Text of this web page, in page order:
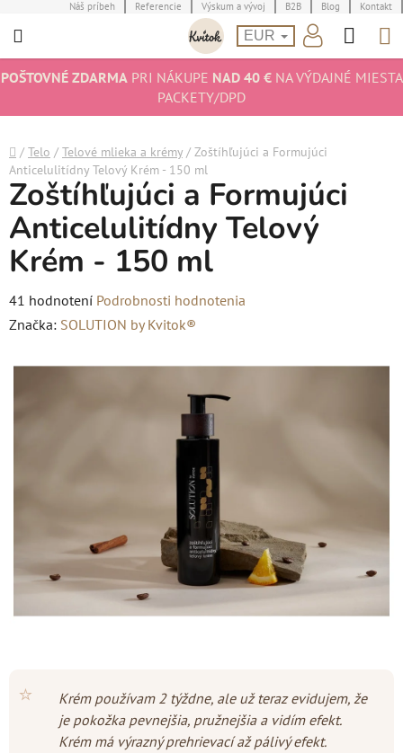
na
Náš príbeh Referencie Výskum a vývoj B2B Blog Kontakt
EUR
POŠTOVNÉ ZDARMAPRI NÁKUPE NAD 40 €NA VÝDAJNÉ MIESTA
PACKETY/DPD
Domov
/ Telo / Telové mlieka a krémy / Zoštíhľujúci a Formujúci
Anticelulitídny Telový Krém - 150 ml
⭐
Krém používam 2 týždne, ale už teraz evidujem, že
je pokožka pevnejšia, pružnejšia a vidím efekt.
Krém má výrazný prehrievací až pálivý efekt.
Zoštíhľujúci a Formujúci
Anticelulitídny Telový
Krém - 150 ml
Priemerné
hodnotenie
je
41 hodnotení Podrobnosti hodnotenia
Značka: SOLUTION by Kvitok®